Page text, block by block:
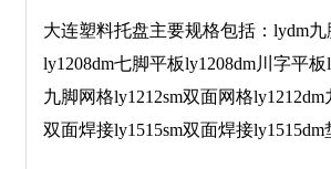
大连塑料托盘主要规格包括：lydm九
ly1208dm七脚平板ly1208dm川字平
九脚网格ly1212sm双面网格
双面焊接ly1515sm双面焊接ly1515dm